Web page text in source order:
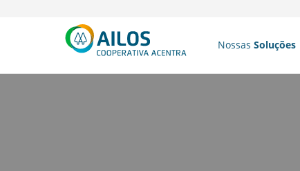
Nossas Soluções